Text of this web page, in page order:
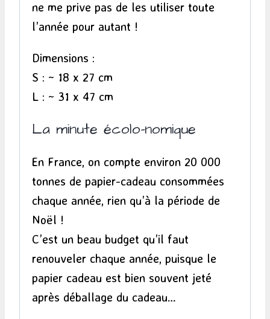
ne me prive pas de les utiliser toute
l’année pour autant !
Dimensions :
S : ~ 18 x 27 cm
L : ~ 31 x 47 cm
La minute écolo-nomique
En France, on compte environ 20 000
tonnes de papier-cadeau consommées
chaque année, rien qu’à la période de
Noël !
C’est un beau budget qu’il faut
renouveler chaque année, puisque le
papier cadeau est bien souvent jeté
après déballage du cadeau…